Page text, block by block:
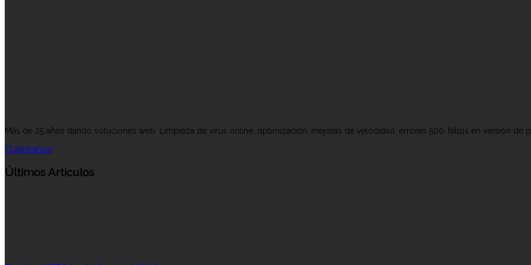
Más de 25 años dando soluciones web. Limpieza de virus online, optimización, mejoras de velocidad, errores 500, fallos en versión de
Cuéntanos
Últimos Artículos